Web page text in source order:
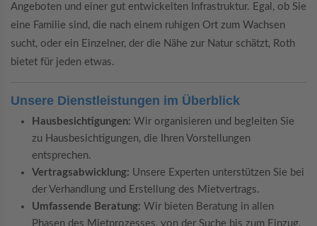
Angeboten und einer gut entwickelten Infrastruktur. Egal, ob Sie
eine Familie sind, die nach einem ruhigen Ort zum Wachsen
sucht, oder ein Einzelner, der die Nähe zur Natur schätzt, Roth
bietet für jeden etwas.
Unsere Dienstleistungen im Überblick
Hausbesichtigungen: Wir organisieren und begleiten Sie
zu Hausbesichtigungen, die Ihren Vorstellungen
entsprechen.
Vertragsabwicklung: Unsere Experten unterstützen Sie bei
der Verhandlung und Erstellung des Mietvertrags.
Umfassende Beratung: Wir bieten Beratung in allen
Phasen des Mietprozesses, von der Suche bis zum Einzug.